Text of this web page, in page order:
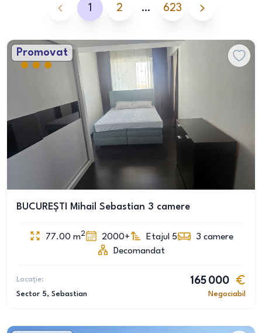
1 2 … 623
Promovat
BUCUREȘTI Mihail Sebastian 3 camere
77.00 m2 2000+ Etajul 5 3 camere
Decomandat
Locație:
Sector 5, Sebastian
165 000
Negociabil